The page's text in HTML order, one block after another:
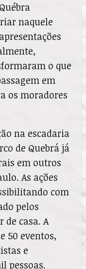
naquele
o que
em
os moradores
na escadaria
de Quebrá já
em outros
As ações
com
pelos
de casa. A
50 eventos,
e
pessoas.